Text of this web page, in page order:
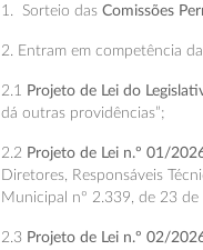
1. Sorteio das Comissões
2. Entram em competência
2.1 Projeto de Lei do
dá outras providências”;
2.2 Projeto de Lei n.º 01/
Diretores, Responsáveis
Municipal nº 2.339, de 23
2.3 Projeto de Lei n.º 02/